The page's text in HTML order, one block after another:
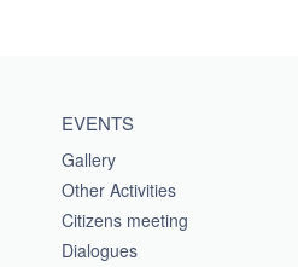
EVENTS
Gallery
Other Activities
Citizens meeting
Dialogues